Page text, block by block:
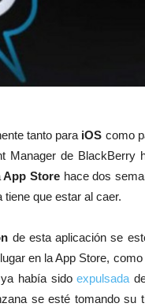
tanto para iOS como
Manager de BlackBerry
App Storehace dos
que estar al caer.
de esta aplicación se
en la App Store,
ya había sidoexpulsada
se esté tomando su